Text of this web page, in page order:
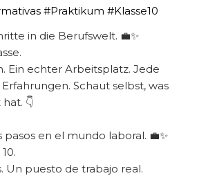
in die Berufswelt. 💼✨
Ein echter Arbeitsplatz. Jede
Schaut selbst, was
👇
en el mundo laboral. 💼✨
Un puesto de trabajo real.